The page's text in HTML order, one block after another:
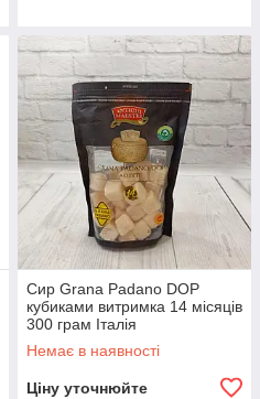
Сир Grana Padano DOP
кубиками витримка 14 місяців
300 грам Італія
Немає в наявності
Ціну уточнюйте